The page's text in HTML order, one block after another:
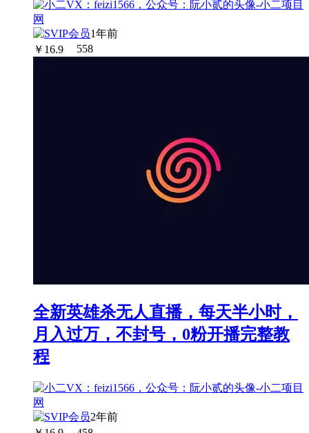
1年前
￥ 16.9 558
全新英雄杀无人直播，每天半小时，
月入过万，不封号，0粉开播完整教
程
2年前